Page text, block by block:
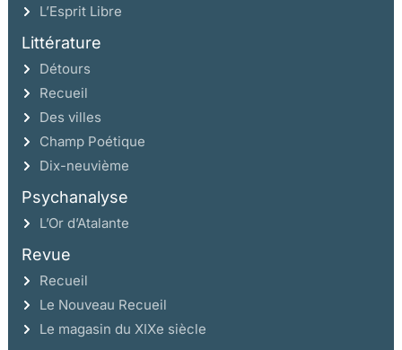
L’Esprit Libre
Littérature
Détours
Recueil
Des villes
Champ Poétique
Dix-neuvième
Psychanalyse
L’Or d’Atalante
Revue
Recueil
Le Nouveau Recueil
Le magasin du XIXe siècle